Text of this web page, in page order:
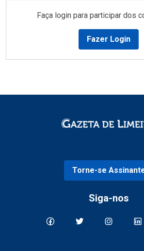
Faça login para participar dos
Fazer Login
Torne-se
Siga-nos